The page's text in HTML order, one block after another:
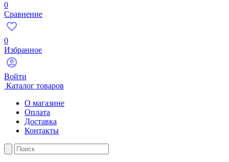
0
Сравнение
0
Избранное
Войти
Каталог товаров
О магазине
Оплата
Доставка
Контакты